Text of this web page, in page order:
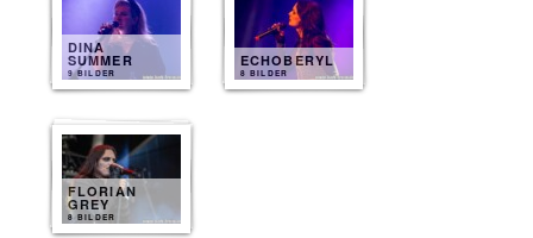
DINA
SUMMER
9 BILDER
ECHOBERYL
8 BILDER
FLORIAN
GREY
8 BILDER